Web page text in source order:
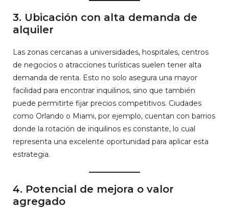
3. Ubicación con alta demanda de
alquiler
Las zonas cercanas a universidades, hospitales, centros
de negocios o atracciones turísticas suelen tener alta
demanda de renta. Esto no solo asegura una mayor
facilidad para encontrar inquilinos, sino que también
puede permitirte fijar precios competitivos. Ciudades
como Orlando o Miami, por ejemplo, cuentan con barrios
donde la rotación de inquilinos es constante, lo cual
representa una excelente oportunidad para aplicar esta
estrategia.
4. Potencial de mejora o valor
agregado